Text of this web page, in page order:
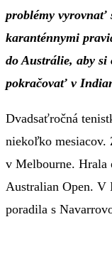
problémy vyrovnať
karanténnymi
do Austrálie, aby si
pokračovať v
Dvadsaťročná
niekoľko mesiacov.
v Melbourne. Hrala
Australian Open. V
poradila s